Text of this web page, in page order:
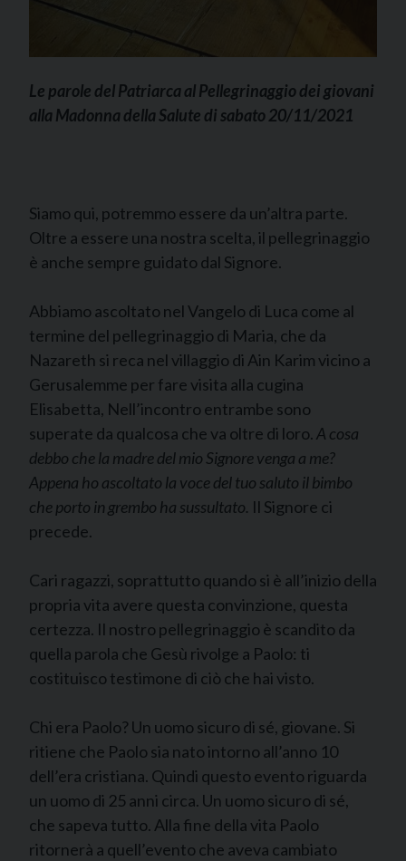
Le parole del Patriarca al Pellegrinaggio dei giovani
alla Madonna della Salute di sabato 20/11/2021
Siamo qui, potremmo essere da un’altra parte.
Oltre a essere una nostra scelta, il pellegrinaggio
è anche sempre guidato dal Signore.
Abbiamo ascoltato nel Vangelo di Luca come al
termine del pellegrinaggio di Maria, che da
Nazareth si reca nel villaggio di Ain Karim vicino a
Gerusalemme per fare visita alla cugina
Elisabetta, Nell’incontro entrambe sono
superate da qualcosa che va oltre di loro.A cosa
debbo che la madre del mio Signore venga a me?
Appena ho ascoltato la voce del tuo saluto il bimbo
che porto in grembo ha sussultato. Il Signore ci
precede.
Cari ragazzi, soprattutto quando si è all’inizio della
propria vita avere questa convinzione, questa
certezza. Il nostro pellegrinaggio è scandito da
quella parola che Gesù rivolge a Paolo: ti
costituisco testimone di ciò che hai visto.
Chi era Paolo? Un uomo sicuro di sé, giovane. Si
ritiene che Paolo sia nato intorno all’anno 10
dell’era cristiana. Quindi questo evento riguarda
un uomo di 25 anni circa. Un uomo sicuro di sé,
che sapeva tutto. Alla fine della vita Paolo
ritornerà a quell’evento che aveva cambiato